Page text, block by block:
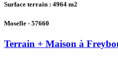
Surface terrain : 4964 m2
Moselle - 57660
Terrain + Maison à